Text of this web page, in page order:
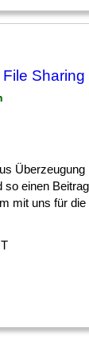
Sharing
einen
mit uns für